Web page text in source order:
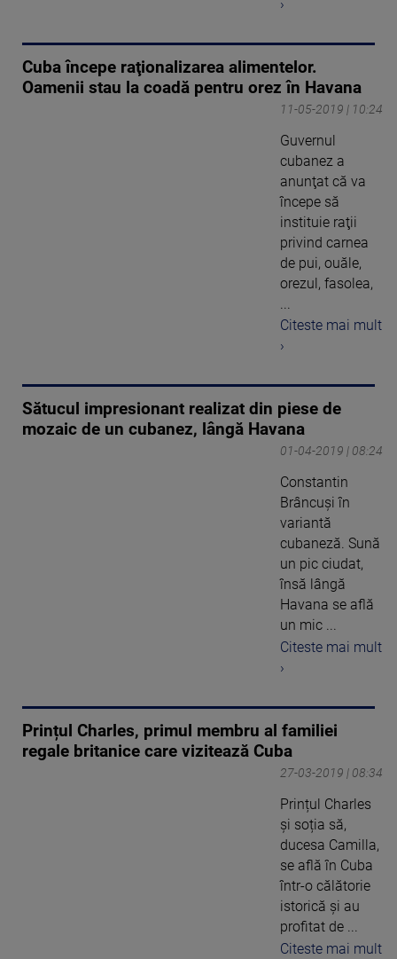
›
Cuba începe raţionalizarea alimentelor.
Oamenii stau la coadă pentru orez în Havana
11-05-2019 | 10:24
Guvernul
cubanez a
anunţat că va
începe să
instituie raţii
privind carnea
de pui, ouăle,
orezul, fasolea,
Citeste mai mult
›
Sătucul impresionant realizat din piese de
mozaic de un cubanez, lângă Havana
01-04-2019 | 08:24
Constantin
Brâncuşi în
variantă
cubaneză. Sună
un pic ciudat,
însă lângă
Havana se află
un mic ...
Citeste mai mult
›
Prințul Charles, primul membru al familiei
regale britanice care vizitează Cuba
27-03-2019 | 08:34
Prințul Charles
și soția să,
ducesa Camilla,
se află în Cuba
într-o călătorie
istorică și au
profitat de ...
Citeste mai mult